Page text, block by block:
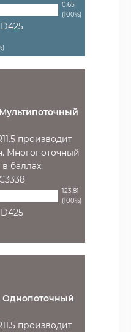
0.65
(100%)
производит
Многопоточный
в баллах.
123.81
(100%)
Однопоточный
производит